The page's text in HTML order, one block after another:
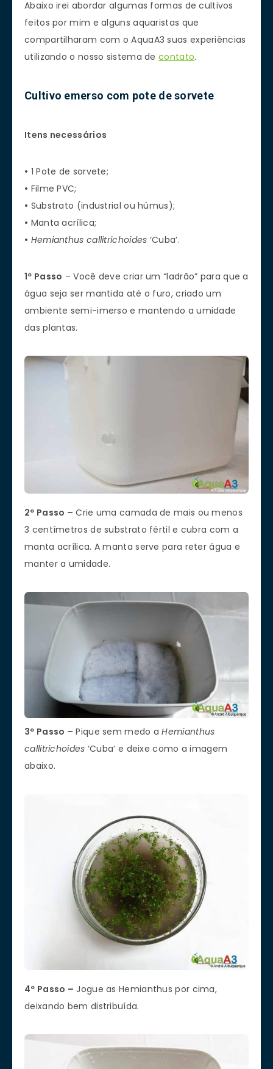
Abaixo irei abordar algumas formas de cultivos
feitos por mim e alguns aquaristas que
compartilharam com o AquaA3 suas experiências
utilizando o nosso sistema decontato.
Cultivo emerso com pote de sorvete
Itens necessários
• 1 Pote de sorvete;
• Filme PVC;
• Substrato (industrial ou húmus);
• Manta acrílica;
• Hemianthus callitrichoides ‘Cuba’.
1º Passo – Você deve criar um “ladrão” para que a
água seja ser mantida até o furo, criado um
ambiente semi-imerso e mantendo a umidade
das plantas.
2º Passo – Crie uma camada de mais ou menos
3 centímetros de substrato fértil e cubra com a
manta acrílica. A manta serve para reter água e
manter a umidade.
3º Passo – Pique sem medo aHemianthus
callitrichoides ‘Cuba’ e deixe como a imagem
abaixo.
4º Passo – Jogue as Hemianthus por cima,
deixando bem distribuída.